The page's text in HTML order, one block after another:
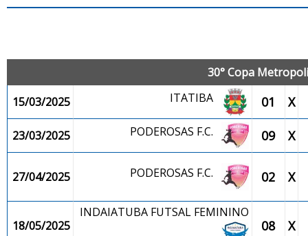
30° Copa
15/03/2025
ITATIBA 01 X
23/03/2025 PODEROSAS F.C. 09 X
27/04/2025 PODEROSAS F.C. 02 X
18/05/2025
INDAIATUBA FUTSAL FEMININO
08 X